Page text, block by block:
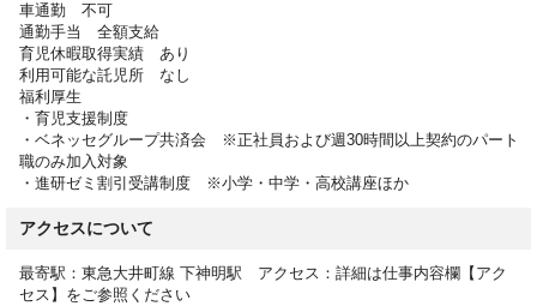
10:00-19:00
16:00-10:00休憩時間（日勤） 60分
休憩時間（夜勤） 60分時間外 月平均10時間
時間外月平均10時間程度
【休日】
シフト制
産前・産後休暇有
育児休暇有
（前期特別休暇 3日
車通勤 不可
通勤手当 全額支給
育児休暇取得実績 あり
利用可能な託児所 なし
福利厚生
・育児支援制度
・ベネッセグループ共済会 ※正社員および週30時間以上契約のパート
職のみ加入対象
・進研ゼミ割引受講制度 ※小学・中学・高校講座ほか
アクセスについて
最寄駅：東急大井町線 下神明駅 アクセス：詳細は仕事内容欄【アク
セス】をご参照ください